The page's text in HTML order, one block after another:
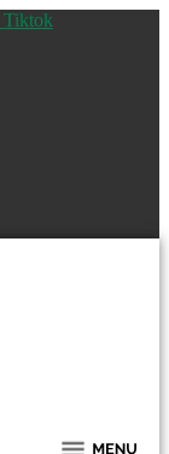
Tiktok